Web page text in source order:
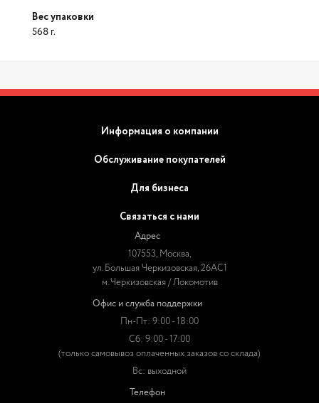
Вес упаковки
568 г.
Информация о компании
Обслуживание покупателей
Для бизнеса
Связаться с нами
Адрес
107553, Москва,
ул. Большая Черкизовская, 26АС1
м. Черкизовская / Локомотив
Офис и служба поддержки
Пн-Пт: 9:00 - 18:00
Сб: 9:00 - 17:00
(только самовывоз оплаченных заказов со склада)
Вс: выходной
Телефон